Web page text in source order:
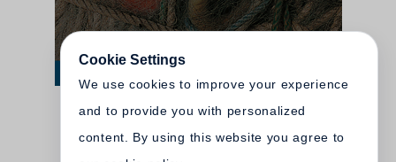
Cookie Settings
We use cookies to improve your experience
and to provide you with personalized
content. By using this website you agree to